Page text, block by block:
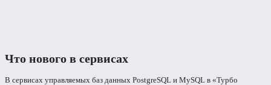
Что нового в сервисах
В сервисах управляемых баз данных PostgreSQL и MySQL в «Турбо